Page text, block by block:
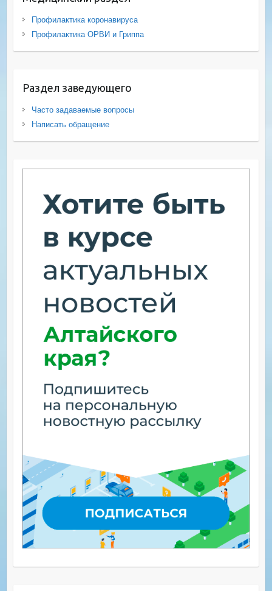
Профилактика коронавируса
Профилактика ОРВИ и Гриппа
Раздел заведующего
Часто задаваемые вопросы
Написать обращение